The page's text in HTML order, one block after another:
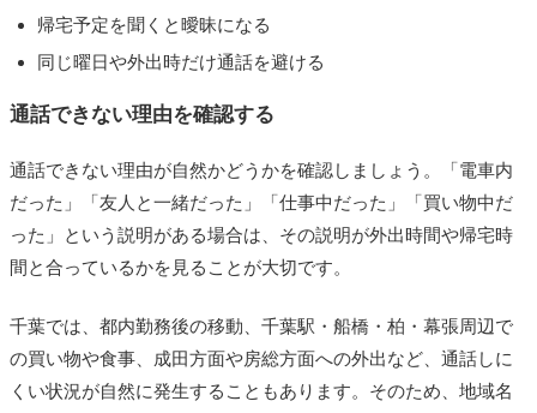
帰宅予定を聞くと曖昧になる
同じ曜日や外出時だけ通話を避ける
通話できない理由を確認する
通話できない理由が自然かどうかを確認しましょう。「電車内
だった」「友人と一緒だった」「仕事中だった」「買い物中だ
った」という説明がある場合は、その説明が外出時間や帰宅時
間と合っているかを見ることが大切です。
千葉では、都内勤務後の移動、千葉駅・船橋・柏・幕張周辺で
の買い物や食事、成田方面や房総方面への外出など、通話しに
くい状況が自然に発生することもあります。そのため、地域名